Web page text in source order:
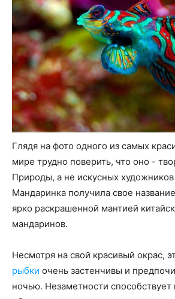
Глядя на фото одного из самых
мире трудно поверить, что оно -
Природы, а не искусных
Мандаринка получила свое
ярко раскрашенной мантией
мандаринов.
Несмотря на свой красивый окрас,
рыбки очень застенчивы и
ночью. Незаметности